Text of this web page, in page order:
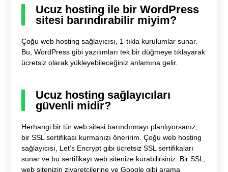
Ucuz hosting ile bir WordPress
sitesi barındırabilir miyim?
Çoğu web hosting sağlayıcısı, 1-tıkla kurulumlar sunar.
Bu, WordPress gibi yazılımları tek bir düğmeye tıklayarak
ücretsiz olarak yükleyebileceğiniz anlamına gelir.
Ucuz hosting sağlayıcıları
güvenli midir?
Herhangi bir tür web sitesi barındırmayı planlıyorsanız,
bir SSL sertifikası kurmanızı öneririm. Çoğu web hosting
sağlayıcısı, Let’s Encrypt gibi ücretsiz SSL sertifikaları
sunar ve bu sertifikayı web sitenize kurabilirsiniz. Bir SSL,
web sitenizin ziyaretçilerine ve Google gibi arama